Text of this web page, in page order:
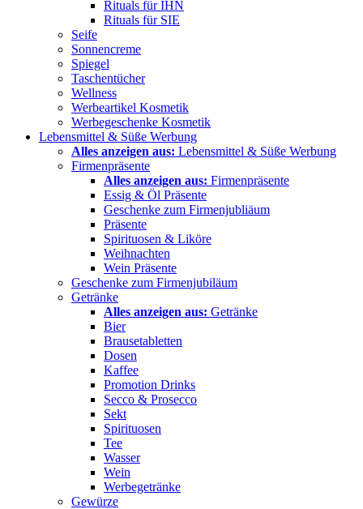
Rituals für IHN
Rituals für SIE
Seife
Sonnencreme
Spiegel
Taschentücher
Wellness
Werbeartikel Kosmetik
Werbegeschenke Kosmetik
Lebensmittel & Süße Werbung
Alles anzeigen aus: Lebensmittel & Süße Werbung
Firmenpräsente
Alles anzeigen aus: Firmenpräsente
Essig & Öl Präsente
Geschenke zum Firmenjubliäum
Präsente
Spirituosen & Liköre
Weihnachten
Wein Präsente
Geschenke zum Firmenjubiläum
Getränke
Alles anzeigen aus: Getränke
Bier
Brausetabletten
Dosen
Kaffee
Promotion Drinks
Secco & Prosecco
Sekt
Spirituosen
Tee
Wasser
Wein
Werbegetränke
Gewürze